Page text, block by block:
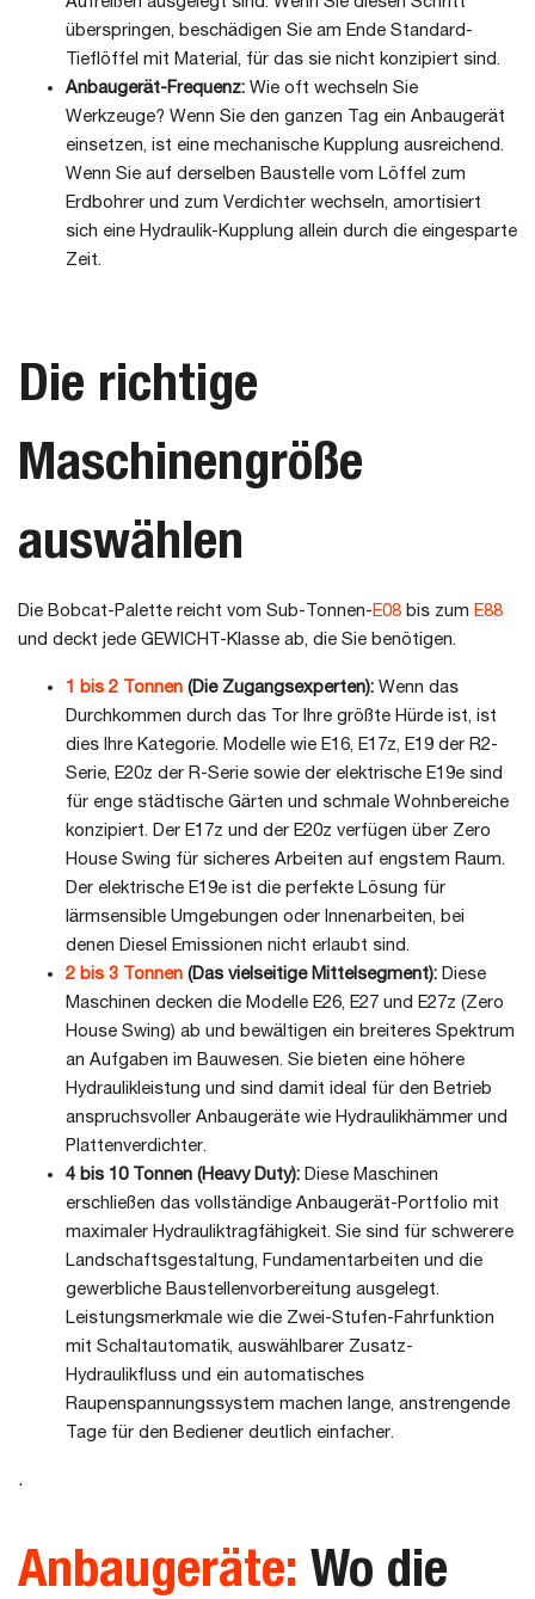
überspringen, beschädigen Sie am Ende Standard-
Tieflöffel mit Material, für das sie nicht konzipiert sind.
Anbaugerät-Frequenz: Wie oft wechseln Sie
Werkzeuge? Wenn Sie den ganzen Tag ein Anbaugerät
einsetzen, ist eine mechanische Kupplung ausreichend.
Wenn Sie auf derselben Baustelle vom Löffel zum
Erdbohrer und zum Verdichter wechseln, amortisiert
sich eine Hydraulik-Kupplung allein durch die eingesparte
Zeit.
Die richtige
Maschinengröße
auswählen
Die Bobcat-Palette reicht vom Sub-Tonnen- E08 bis zum E88
und deckt jede GEWICHT-Klasse ab, die Sie benötigen.
1 bis 2 Tonnen (Die Zugangsexperten): Wenn das
Durchkommen durch das Tor Ihre größte Hürde ist, ist
dies Ihre Kategorie. Modelle wie E16, E17z, E19 der R2-
Serie, E20z der R-Serie sowie der elektrische E19e sind
für enge städtische Gärten und schmale Wohnbereiche
konzipiert. Der E17z und der E20z verfügen über Zero
House Swing für sicheres Arbeiten auf engstem Raum.
Der elektrische E19e ist die perfekte Lösung für
lärmsensible Umgebungen oder Innenarbeiten, bei
denen Diesel Emissionen nicht erlaubt sind.
2 bis 3 Tonnen (Das vielseitige Mittelsegment): Diese
Maschinen decken die Modelle E26, E27 und E27z (Zero
House Swing) ab und bewältigen ein breiteres Spektrum
an Aufgaben im Bauwesen. Sie bieten eine höhere
Hydraulikleistung und sind damit ideal für den Betrieb
anspruchsvoller Anbaugeräte wie Hydraulikhämmer und
Plattenverdichter.
4 bis 10 Tonnen (Heavy Duty): Diese Maschinen
erschließen das vollständige Anbaugerät-Portfolio mit
maximaler Hydrauliktragfähigkeit. Sie sind für schwerere
Landschaftsgestaltung, Fundamentarbeiten und die
gewerbliche Baustellenvorbereitung ausgelegt.
Leistungsmerkmale wie die Zwei-Stufen-Fahrfunktion
mit Schaltautomatik, auswählbarer Zusatz-
Hydraulikfluss und ein automatisches
Raupenspannungssystem machen lange, anstrengende
Tage für den Bediener deutlich einfacher.
.
Anbaugeräte: Wo die